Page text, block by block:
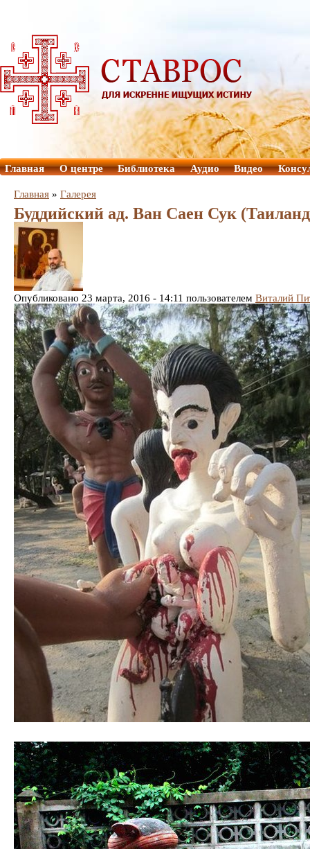
Главная О центре Библиотека Аудио Видео
Главная » Галерея
Буддийский ад. Ван Саен Сук
Опубликовано 23 марта, 2016 - 14:11 пользователем Виталий